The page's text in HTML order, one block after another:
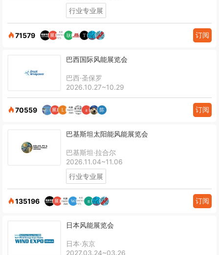
行业专业展
71579 订阅
巴西国际风能展览会
巴西·圣保罗
2026.10.27~10.29
70559 订阅
巴基斯坦太阳能风能展览会
巴基斯坦·拉合尔
2026.11.04~11.06
行业专业展
135196 订阅
日本风能展览会
日本·东京
2027.03.24~03.26